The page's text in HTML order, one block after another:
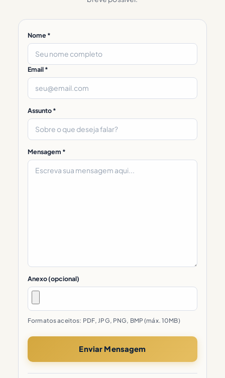
Nome *
Email *
Assunto *
Mensagem *
Anexo (opcional)
Formatos aceitos: PDF, JPG, PNG, BMP (máx. 10MB)